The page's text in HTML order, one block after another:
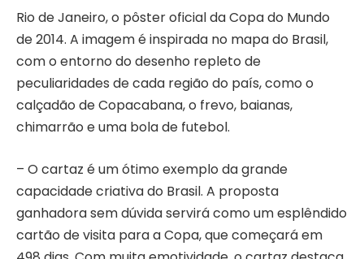
Rio de Janeiro, o pôster oficial da Copa do Mundo
de 2014. A imagem é inspirada no mapa do Brasil,
com o entorno do desenho repleto de
peculiaridades de cada região do país, como o
calçadão de Copacabana, o frevo, baianas,
chimarrão e uma bola de futebol.
– O cartaz é um ótimo exemplo da grande
capacidade criativa do Brasil. A proposta
ganhadora sem dúvida servirá como um esplêndido
cartão de visita para a Copa, que começará em